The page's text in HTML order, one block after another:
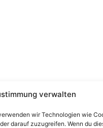
verwalten
wir Technologien wie
darauf zuzugreifen. Wenn du